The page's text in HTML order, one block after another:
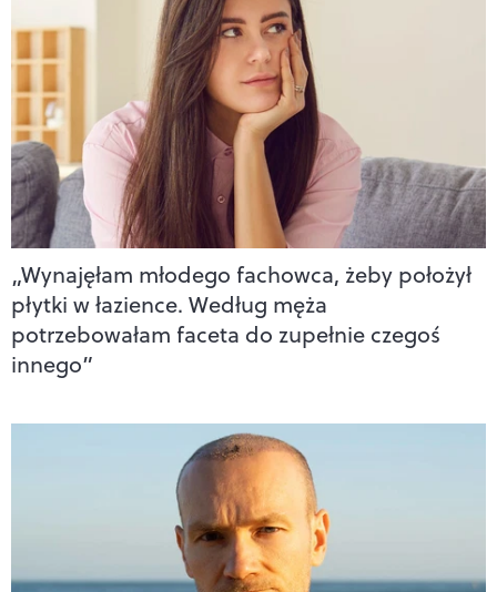
„Wynajęłam młodego fachowca, żeby położył
płytki w łazience. Według męża
potrzebowałam faceta do zupełnie czegoś
innego”